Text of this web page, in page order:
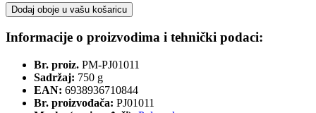
Dodaj oboje u vašu košaricu
Informacije o proizvodima i tehnički podaci:
Br. proiz. PM-PJ01011
Sadržaj: 750 g
EAN: 6938936710844
Br. proizvođača: PJ01011